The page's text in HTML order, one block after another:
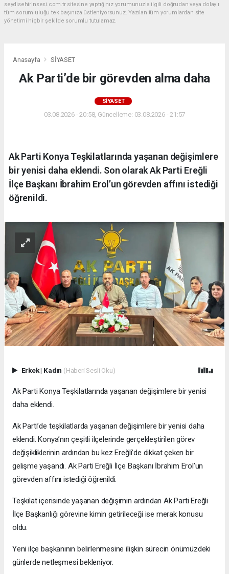
seydisehirinsesi.com.tr sitesine yaptığınız yorumunuzla ilgili doğrudan veya dolaylı
tüm sorumluluğu tek başınıza üstleniyorsunuz. Yazılan tüm yorumlardan site
yönetimi hiçbir şekilde sorumlu tutulamaz.
Anasayfa SİYASET
Ak Parti’de bir görevden alma daha
SİYASET
03.08.2026 - 20:58, Güncelleme: 03.08.2026 - 21:57
Ak Parti Konya Teşkilatlarında yaşanan değişimlere
bir yenisi daha eklendi. Son olarak Ak Parti Ereğli
İlçe Başkanı İbrahim Erol’un görevden affını istediği
öğrenildi.
Erkek| Kadın (Haberi Sesli Oku)
Ak Parti Konya Teşkilatlarında yaşanan değişimlere bir yenisi
daha eklendi.
Ak Parti’de teşkilatlarda yaşanan değişimlere bir yenisi daha
eklendi. Konya’nın çeşitli ilçelerinde gerçekleştirilen görev
değişikliklerinin ardından bu kez Ereğli’de dikkat çeken bir
gelişme yaşandı. Ak Parti Ereğli İlçe Başkanı İbrahim Erol’un
görevden affını istediği öğrenildi.
Teşkilat içerisinde yaşanan değişimin ardından Ak Parti Ereğli
İlçe Başkanlığı görevine kimin getirileceği ise merak konusu
oldu.
Yeni ilçe başkanının belirlenmesine ilişkin sürecin önümüzdeki
günlerde netleşmesi bekleniyor.